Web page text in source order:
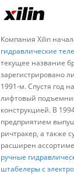
Компания Xilin
гидравлические
текущее название
зарегистрировано
1991-м. Спустя год
лифтовый
конструкцией. В
предприятием
ричтракер, а также
расширен
ручные
штабелеры с